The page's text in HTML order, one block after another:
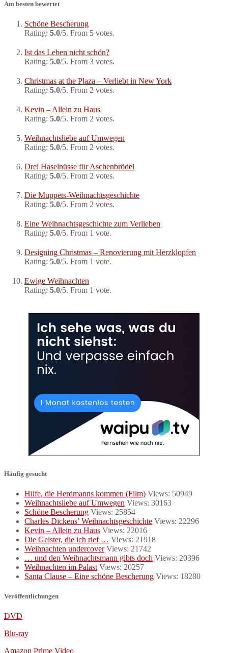
Am besten bewertet
Schöne Bescherung
Rating: 5.0/5. From 5 votes.
Ist das Leben nicht schön?
Rating: 5.0/5. From 3 votes.
Christmas at the Plaza – Verliebt in New York
Rating: 5.0/5. From 2 votes.
Kevin – Allein zu Haus
Rating: 5.0/5. From 2 votes.
Weihnachtsliebe auf Umwegen
Rating: 5.0/5. From 2 votes.
Drei Haselnüsse für Aschenbrödel
Rating: 5.0/5. From 2 votes.
Die Muppets-Weihnachtsgeschichte
Rating: 5.0/5. From 2 votes.
Eine Weihnachtsgeschichte zum Verlieben
Rating: 5.0/5. From 1 vote.
Designing Christmas – Renovierung mit Herzklopfen
Rating: 5.0/5. From 1 vote.
Ewige Weihnachten
Rating: 5.0/5. From 1 vote.
Häufig gesucht
Hilfe, die Herdmanns kommen (Film) Views: 50949
Weihnachtsliebe auf Umwegen Views: 30163
Schöne Bescherung Views: 25854
Charles Dickens’ Weihnachtsgeschichte Views: 22296
Kevin – Allein zu Haus Views: 22016
Die Geister, die ich rief … Views: 21918
Weihnachten undercover Views: 21742
… und den Weihnachtsmann gibts doch Views: 20396
Weihnachten im Palast Views: 20257
Santa Clause – Eine schöne Bescherung Views: 18280
Veröffentlichungen
DVD
Blu-ray
Amazon Prime Video